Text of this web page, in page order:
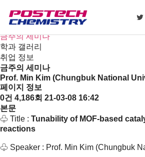
뉴스
공지사항
금주의 세미나
학과 갤러리
취업 정보
금주의 세미나
Prof. Min Kim (Chungbuk National
페이지 정보
0건 4,186회 21-03-08 16:42
본문
♧ Title : Tunability of MOF-based
reactions
♧ Speaker : Prof. Min Kim (Chungbuk